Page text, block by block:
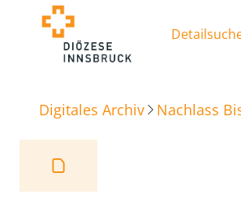
Digitales Archiv Nachlass